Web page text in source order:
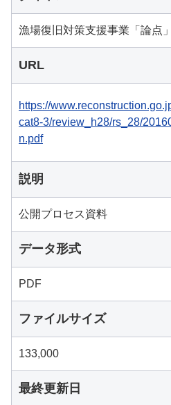
漁場復旧対策支援事業「論点」
URL
https://
cat8-3/review_h28/rs_28/
n.pdf
説明
公開プロセス資料
データ形式
PDF
ファイルサイズ
133,000
最終更新日